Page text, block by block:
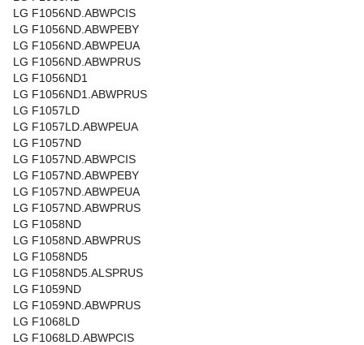
LG F1056ND.ABWPCIS
LG F1056ND.ABWPEBY
LG F1056ND.ABWPEUA
LG F1056ND.ABWPRUS
LG F1056ND1
LG F1056ND1.ABWPRUS
LG F1057LD
LG F1057LD.ABWPEUA
LG F1057ND
LG F1057ND.ABWPCIS
LG F1057ND.ABWPEBY
LG F1057ND.ABWPEUA
LG F1057ND.ABWPRUS
LG F1058ND
LG F1058ND.ABWPRUS
LG F1058ND5
LG F1058ND5.ALSPRUS
LG F1059ND
LG F1059ND.ABWPRUS
LG F1068LD
LG F1068LD.ABWPCIS